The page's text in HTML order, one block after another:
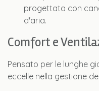
progettata con
d'aria.
Comfort e
Pensato per le lunghe
eccelle nella gestione